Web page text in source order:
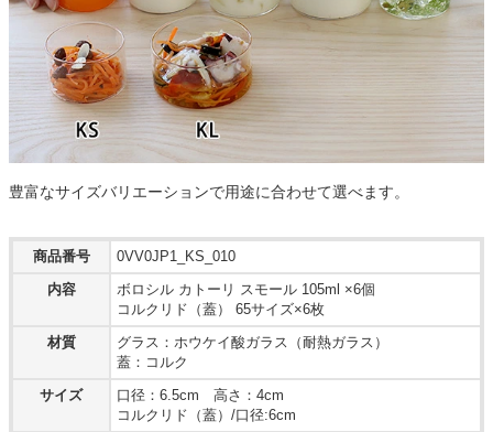
豊富なサイズバリエーションで用途に合わせて選べます。
商品番号
0VV0JP1_KS_010
内容
ボロシル カトーリ スモール 105ml ×6個
コルクリド（蓋） 65サイズ×6枚
材質
グラス：ホウケイ酸ガラス（耐熱ガラス）
蓋：コルク
サイズ
口径：6.5cm 高さ：4cm
コルクリド（蓋）/口径:6cm